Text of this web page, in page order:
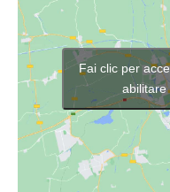
Fai clic per
abilitare